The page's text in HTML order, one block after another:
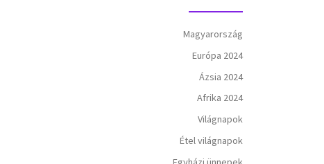
Magyarország
Európa 2024
Ázsia 2024
Afrika 2024
Világnapok
Étel világnapok